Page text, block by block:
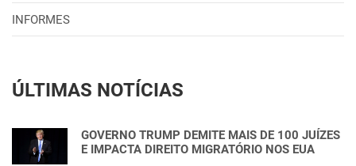
INFORMES
ÚLTIMAS NOTÍCIAS
GOVERNO TRUMP DEMITE MAIS DE 100 JUÍZES
E IMPACTA DIREITO MIGRATÓRIO NOS EUA